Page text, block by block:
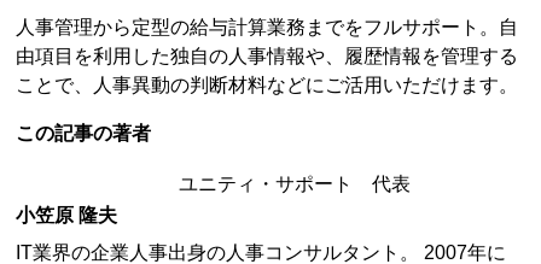
人事管理から定型の給与計算業務までをフルサポート。自
由項目を利用した独自の人事情報や、履歴情報を管理する
ことで、人事異動の判断材料などにご活用いただけます。
この記事の著者
ユニティ・サポート 代表
小笠原 隆夫
IT業界の企業人事出身の人事コンサルタント。 2007年に